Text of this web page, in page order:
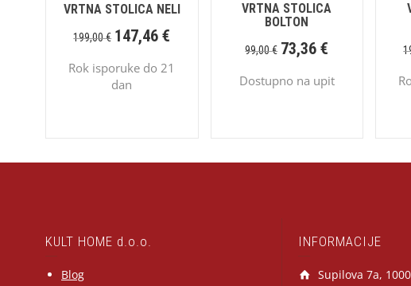
VRTNA STOLICA NELI
199,00€ 147,46€
Rok isporuke do 21
dan
VRTNA STOLICA
BOLTON
99,00€ 73,36€
Dostupno na upit
KULT HOME d.o.o.
Blog
INFORMACIJE
Supilova 7a,